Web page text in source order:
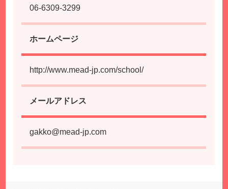
06-6309-3299
ホームページ
http://www.mead-jp.com/school/
メールアドレス
gakko@mead-jp.com